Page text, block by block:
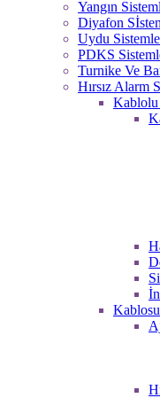
Yangın
Diyafon
Uydu
PDKS
Turnike Ve
Hırsız Alarm
Kablolu